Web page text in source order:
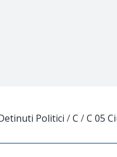
Politici /C /C 05